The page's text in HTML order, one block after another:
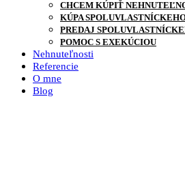
CHCEM KÚPIŤ
KÚPA
PREDAJ
POMOC S EXEKÚCIOU
Nehnuteľnosti
Referencie
O mne
Blog